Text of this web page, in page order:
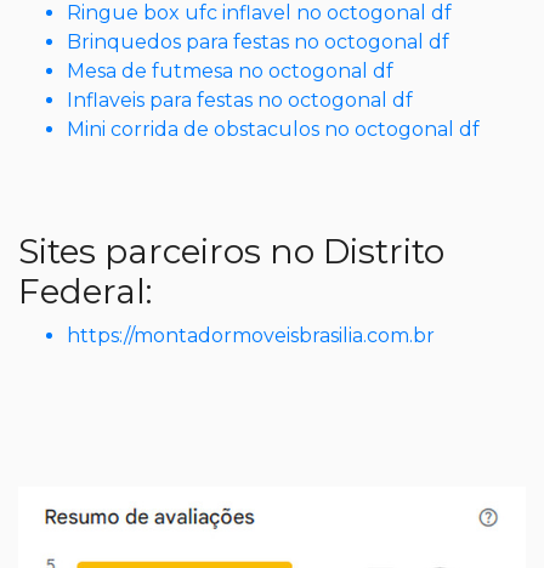
Ringue box ufc inflavel no octogonal df
Brinquedos para festas no octogonal df
Mesa de futmesa no octogonal df
Inflaveis para festas no octogonal df
Mini corrida de obstaculos no octogonal df
Sites parceiros no Distrito
Federal:
https://montadormoveisbrasilia.com.br